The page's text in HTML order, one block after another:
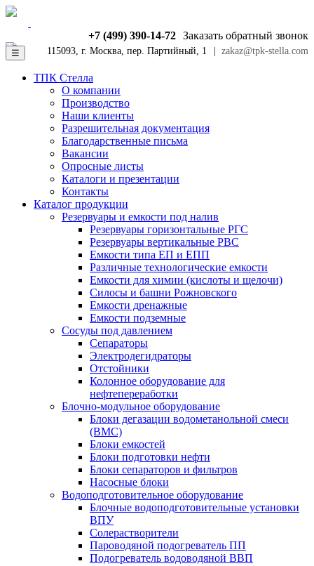
Заказать обратный звонок
+7 (499) 390-14-72
zakaz@tpk-stella.com
115093, г. Москва, пер. Партийный, 1
☰
ТПК Стелла
О компании
Производство
Наши клиенты
Разрешительная документация
Благодарственные письма
Вакансии
Опросные листы
Каталоги и презентации
Контакты
Каталог продукции
Резервуары и емкости под налив
Резервуары горизонтальные РГС
Резервуары вертикальные РВС
Емкости типа ЕП и ЕПП
Различные технологические емкости
Емкости для химии (кислоты и щелочи)
Силосы и башни Рожновского
Емкости дренажные
Емкости подземные
Сосуды под давлением
Сепараторы
Электродегидраторы
Отстойники
Колонное оборудование для
нефтепереработки
Блочно-модульное оборудование
Блоки дегазации водометанольной смеси
(BMC)
Блоки емкостей
Блоки подготовки нефти
Блоки сепараторов и фильтров
Насосные блоки
Водоподготовительное оборудование
Блочные водоподготовительные установки
ВПУ
Солерастворители
Пароводяной подогреватель ПП
Подогреватель водоводяной ВВП